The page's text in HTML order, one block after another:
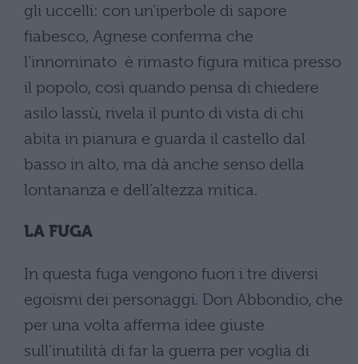
gli uccelli: con un’iperbole di sapore
fiabesco, Agnese conferma che
l’innominato è rimasto figura mitica presso
il popolo, così quando pensa di chiedere
asilo lassù, rivela il punto di vista di chi
abita in pianura e guarda il castello dal
basso in alto, ma dà anche senso della
lontananza e dell’altezza mitica.
LA FUGA
In questa fuga vengono fuori i tre diversi
egoismi dei personaggi. Don Abbondio, che
per una volta afferma idee giuste
sull’inutilità di far la guerra per voglia di